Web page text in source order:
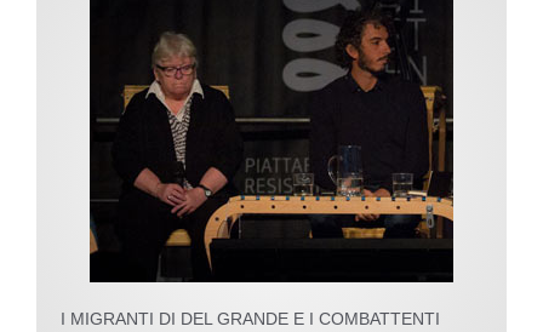
I MIGRANTI DI DEL GRANDE E I COMBATTENTI